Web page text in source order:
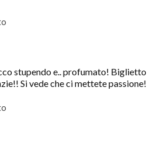
stupendo e.. profumato! Biglietto
Si vede che ci mettete passione!